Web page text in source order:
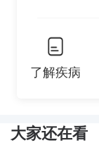
了解疾病
大家还在看